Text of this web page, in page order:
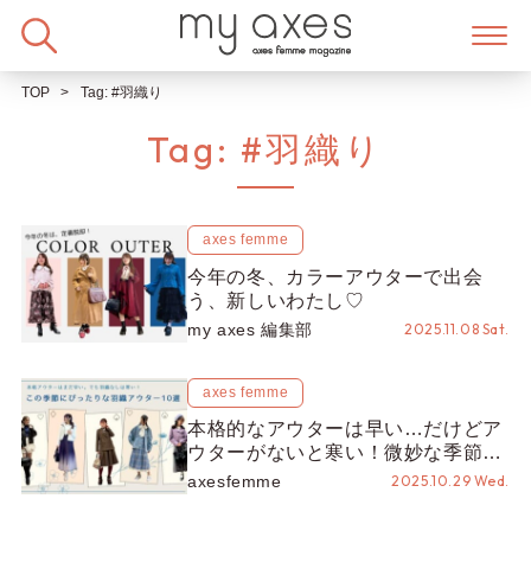
TOP Tag: #羽織り
Tag: #羽織り
axes femme
今年の冬、カラーアウターで出会
う、新しいわたし♡
my axes 編集部 2025.11.08 Sat.
axes femme
本格的なアウターは早い…だけどア
ウターがないと寒い！微妙な季節に
ぴったりな“羽織アウター”10選
axesfemme 2025.10.29 Wed.